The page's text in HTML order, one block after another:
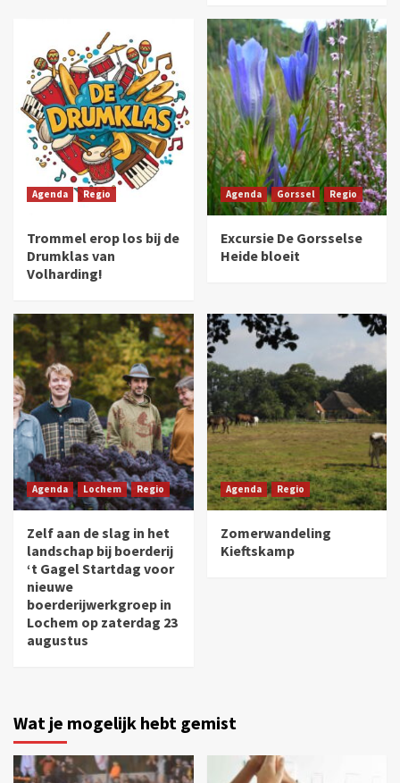
Agenda Regio
Trommel erop los bij de
Drumklas van
Volharding!
Agenda Gorssel Regio
Excursie De Gorsselse
Heide bloeit
Agenda Lochem Regio
Zelf aan de slag in het
landschap bij boerderij
‘t Gagel Startdag voor
nieuwe
boerderijwerkgroep in
Lochem op zaterdag 23
augustus
Agenda Regio
Zomerwandeling
Kieftskamp
Wat je mogelijk hebt gemist